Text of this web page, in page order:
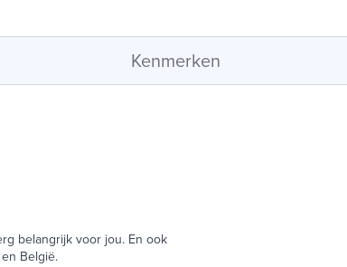
Kenmerken
belangrijk voor jou. En ook
België.